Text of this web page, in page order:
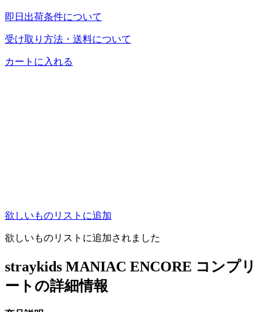
即日出荷条件について
受け取り方法・送料について
カートに入れる
欲しいものリストに追加
欲しいものリストに追加されました
straykids MANIAC ENCORE コンプリ
ートの詳細情報